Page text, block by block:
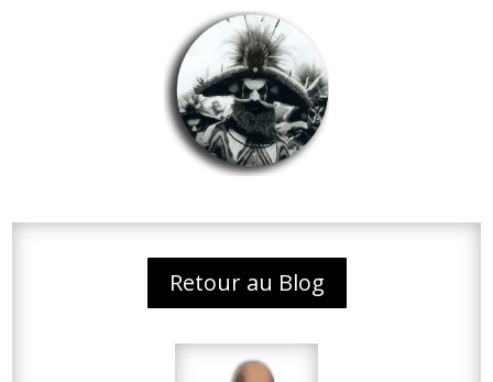
Retour au Blog